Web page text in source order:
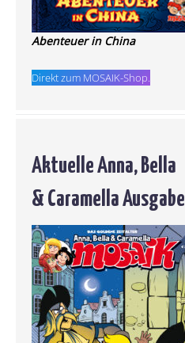
Abenteuer in China
Direkt zum MOSAIK-Shop.
Aktuelle Anna, Bella
& Caramella Ausgabe